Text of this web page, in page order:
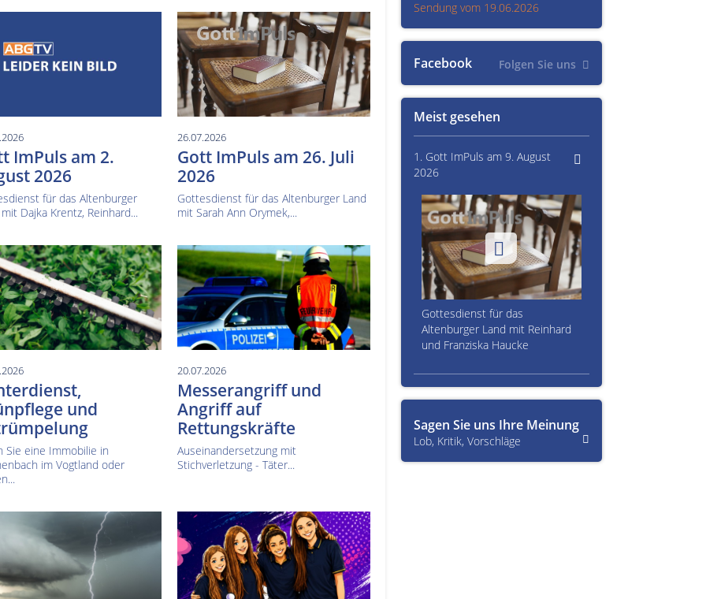
ImPuls am 2.
2026
für das Altenburger
Dajka Krentz, Reinhard...
26.07.2026
Gott ImPuls am 26. Juli
2026
Gottesdienst für das Altenburger Land
mit Sarah Ann Orymek,...
und
Sie eine Immobilie in
im Vogtland oder
20.07.2026
Messerangriff und
Angriff auf
Rettungskräfte
Auseinandersetzung mit
Stichverletzung - Täter...
Meist gesehen
1. Gott ImPuls am 9. August
2026
Gottesdienst für das
Altenburger Land mit Reinhard
und Franziska Haucke
Facebook Folgen Sie uns
Sendung vom 19.06.2026
Sagen Sie uns Ihre Meinung
Lob, Kritik, Vorschläge